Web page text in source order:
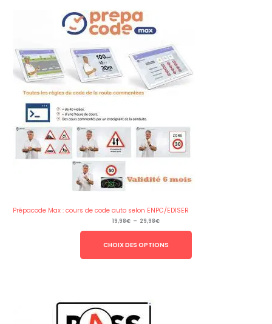
Prépacode Max : cours de code auto selon ENPC/EDISER
19,98€ – 29,98€Plage
19,98€
à
CHOIX DES OPTIONS